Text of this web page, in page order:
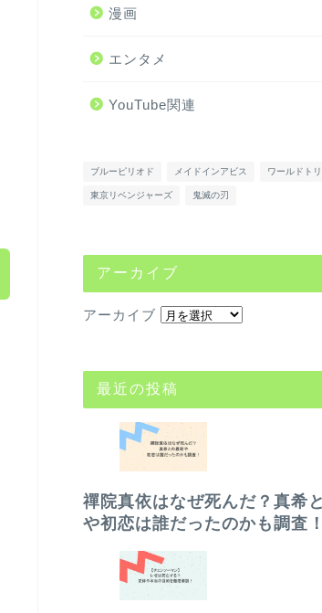
漫画
エンタメ
YouTube関連
ブルーピリオド メイドインアビス ワールドト
東京リベンジャーズ 鬼滅の刃
アーカイブ
アーカイブ
最近の投稿
禪院真依はなぜ死んだ？真希
や初恋は誰だったのかも調査！